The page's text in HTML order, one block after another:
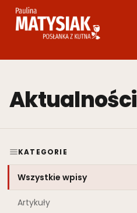
Przejdź
Aktualności
KATEGORIE
Wszystkie wpisy
Artykuły